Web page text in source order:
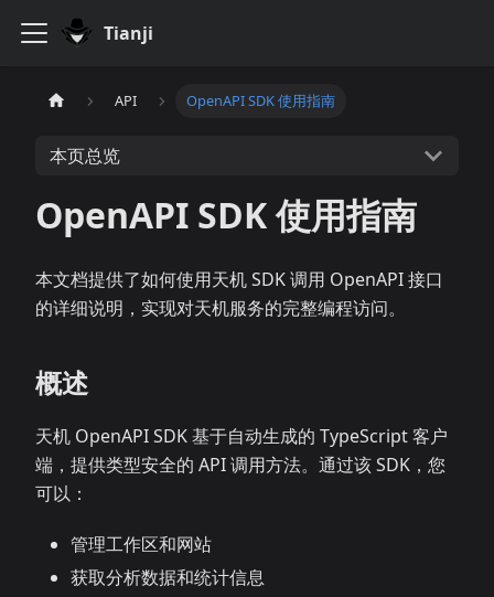
Tianji
API OpenAPI SDK 使用指南
本页总览
OpenAPI SDK 使用指南
本文档提供了如何使用天机 SDK 调用 OpenAPI 接口
的详细说明，实现对天机服务的完整编程访问。
概述
天机 OpenAPI SDK 基于自动生成的 TypeScript 客户
端，提供类型安全的 API 调用方法。通过该 SDK，您
可以：
管理工作区和网站
获取分析数据和统计信息